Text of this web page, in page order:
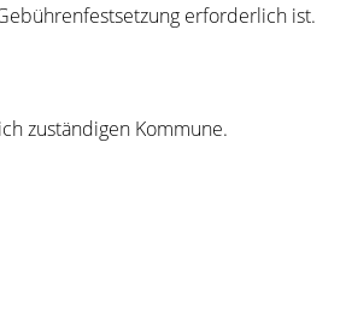
erforderlich ist.
zuständigen Kommune.